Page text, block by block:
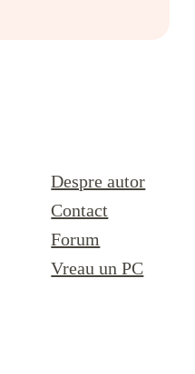
Despre autor
Contact
Forum
Vreau un PC